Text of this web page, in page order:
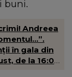
buni.
Andreea
în gala din
de la 16:00